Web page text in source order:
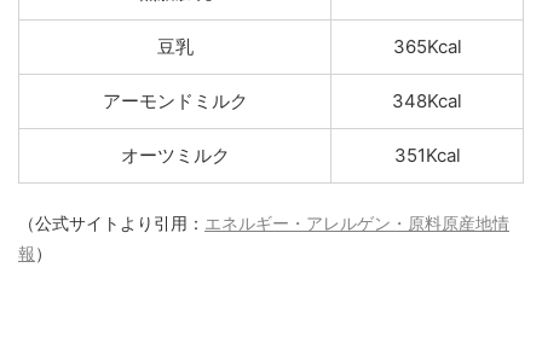
豆乳 365Kcal
アーモンドミルク 348Kcal
オーツミルク 351Kcal
（公式サイトより引用： エネルギー・アレルゲン・原料原産地情
報）